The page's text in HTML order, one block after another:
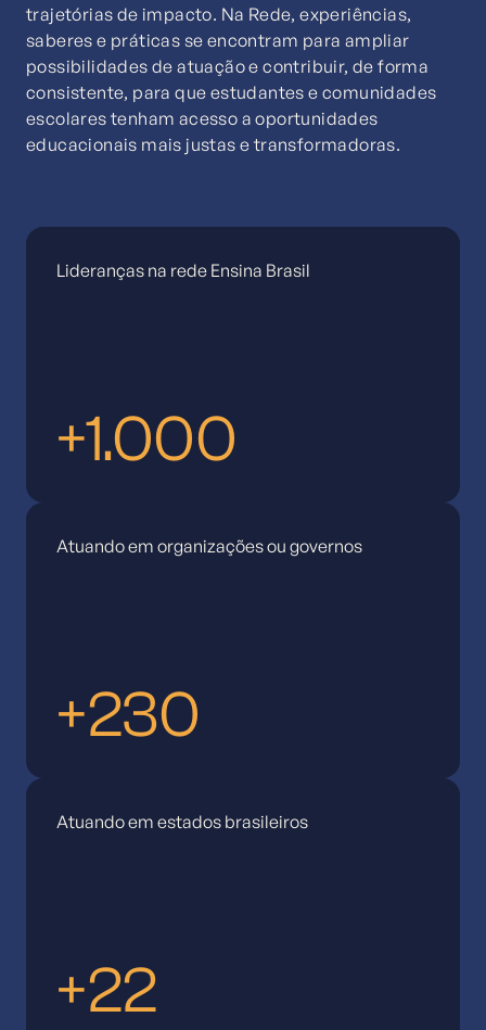
trajetórias de impacto. Na Rede, experiências,
saberes e práticas se encontram para ampliar
possibilidades de atuação e contribuir, de forma
consistente, para que estudantes e comunidades
escolares tenham acesso a oportunidades
educacionais mais justas e transformadoras.
Lideranças na rede Ensina Brasil
+1.000
Atuando em organizações ou governos
+230
Atuando em estados brasileiros
+22